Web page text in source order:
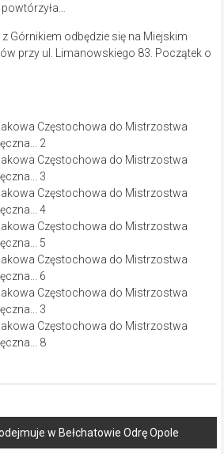
Górnikiem odbędzie się na Miejskim
przy ul. Limanowskiego 83. Początek o
w Bełchatowie Odrę Opole